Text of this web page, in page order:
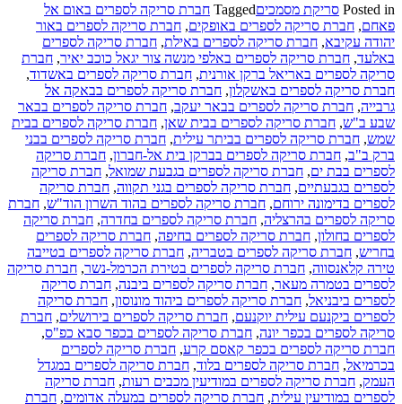
Posted in סריקת מסמכיםTagged חברת סריקה לספרים באום אל
פאחם, חברת סריקה לספרים באופקים, חברת סריקה לספרים באור
יהודה עקיבא, חברת סריקה לספרים באילת, חברת סריקה לספרים
באלעד, חברת סריקה לספרים באלפי מנשה צור יגאל כוכב יאיר, חברת
סריקה לספרים באריאל ברקן אורנית, חברת סריקה לספרים באשדוד,
חברת סריקה לספרים באשקלון, חברת סריקה לספרים בבאקה אל
גרבייה, חברת סריקה לספרים בבאר יעקב, חברת סריקה לספרים בבאר
שבע ב"ש, חברת סריקה לספרים בבית שאן, חברת סריקה לספרים בבית
שמש, חברת סריקה לספרים בביתר עילית, חברת סריקה לספרים בבני
ברק ב"ב, חברת סריקה לספרים בברקן בית אל-חברון, חברת סריקה
לספרים בבת ים, חברת סריקה לספרים בגבעת שמואל, חברת סריקה
לספרים בגבעתיים, חברת סריקה לספרים בגני תקווה, חברת סריקה
לספרים בדימונה ירוחם, חברת סריקה לספרים בהוד השרון הוד"ש, חברת
סריקה לספרים בהרצליה, חברת סריקה לספרים בחדרה, חברת סריקה
לספרים בחולון, חברת סריקה לספרים בחיפה, חברת סריקה לספרים
בחריש, חברת סריקה לספרים בטבריה, חברת סריקה לספרים בטייבה
טירה קלאנסווה, חברת סריקה לספרים בטירת הכרמל-נשר, חברת סריקה
לספרים בטמרה מעאר, חברת סריקה לספרים ביבנה, חברת סריקה
לספרים ביבניאל, חברת סריקה לספרים ביהוד מונוסון, חברת סריקה
לספרים ביקנעם עילית יוקנעם, חברת סריקה לספרים בירושלים, חברת
סריקה לספרים בכפר יונה, חברת סריקה לספרים בכפר סבא כפ"ס,
חברת סריקה לספרים בכפר קאסם קרע, חברת סריקה לספרים
בכרמיאל, חברת סריקה לספרים בלוד, חברת סריקה לספרים במגדל
העמק, חברת סריקה לספרים במודיעין מכבים רעות, חברת סריקה
לספרים במודיעין עילית, חברת סריקה לספרים במעלה אדומים, חברת